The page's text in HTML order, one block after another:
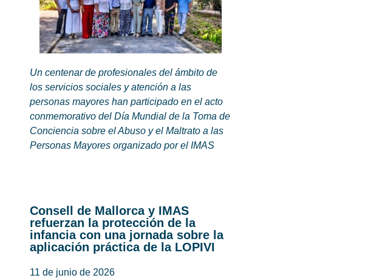
Un centenar de profesionales del ámbito de
los servicios sociales y atención a las
personas mayores han participado en el acto
conmemorativo del Día Mundial de la Toma de
Conciencia sobre el Abuso y el Maltrato a las
Personas Mayores organizado por el IMAS
Consell de Mallorca y IMAS
refuerzan la protección de la
infancia con una jornada sobre la
aplicación práctica de la LOPIVI
11 de junio de 2026